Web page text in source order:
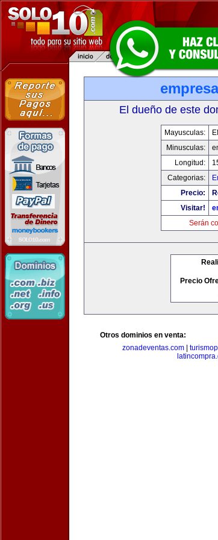
El dueño de este
Mayusculas:
Minusculas:
Longitud:
Categorias:
Precio:
Visitar!
Serán
Precio
Otros dominios en venta:
zonadeventas.com|